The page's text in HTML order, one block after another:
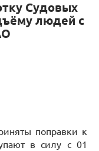
Судовых
людей с
поправки к
в силу с 01